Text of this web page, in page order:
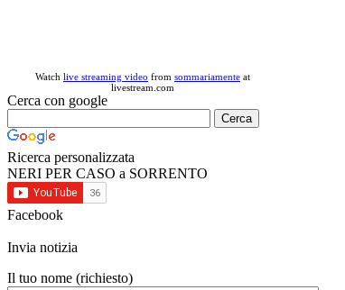
Watch live streaming video from sommariamente at
livestream.com
Cerca con google
Ricerca personalizzata
NERI PER CASO a SORRENTO
Facebook
Invia notizia
Il tuo nome (richiesto)